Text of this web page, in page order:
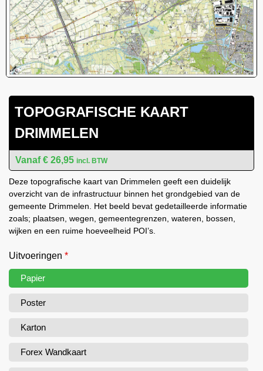
TOPOGRAFISCHE KAART
DRIMMELEN
€ 26,95 incl. BTW
Deze topografische kaart van Drimmelen geeft een duidelijk
overzicht van de infrastructuur binnen het grondgebied van de
gemeente Drimmelen. Het beeld bevat gedetailleerde informatie
zoals; plaatsen, wegen, gemeentegrenzen, wateren, bossen,
wijken en een ruime hoeveelheid POI’s.
Uitvoeringen *
Papier
Poster
Karton
Forex Wandkaart